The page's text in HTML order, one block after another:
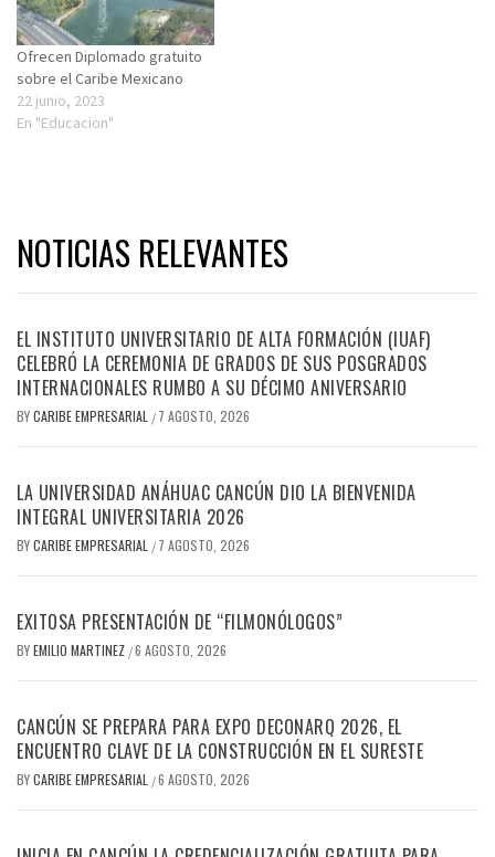
Ofrecen Diplomado gratuito
sobre el Caribe Mexicano
22 junio, 2023
En "Educacion"
NOTICIAS RELEVANTES
EL INSTITUTO UNIVERSITARIO DE ALTA FORMACIÓN (IUAF)
CELEBRÓ LA CEREMONIA DE GRADOS DE SUS POSGRADOS
INTERNACIONALES RUMBO A SU DÉCIMO ANIVERSARIO
BYCARIBE EMPRESARIAL / 7 AGOSTO, 2026
LA UNIVERSIDAD ANÁHUAC CANCÚN DIO LA BIENVENIDA
INTEGRAL UNIVERSITARIA 2026
BYCARIBE EMPRESARIAL / 7 AGOSTO, 2026
EXITOSA PRESENTACIÓN DE “FILMONÓLOGOS”
BYEMILIO MARTINEZ /6 AGOSTO, 2026
CANCÚN SE PREPARA PARA EXPO DECONARQ 2026, EL
ENCUENTRO CLAVE DE LA CONSTRUCCIÓN EN EL SURESTE
BYCARIBE EMPRESARIAL /6 AGOSTO, 2026